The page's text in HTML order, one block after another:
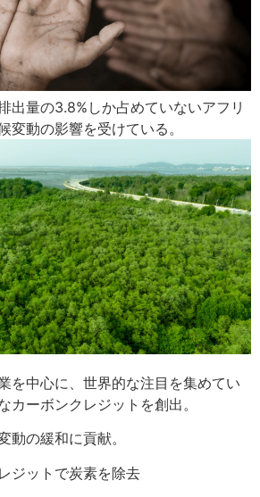
出量の3.8%しか占めていないアフリ
変動の影響を受けている。​
を中心に、世界的な注目を集めてい
カーボンクレジットを創出。
動の緩和に貢献。​
ジットで炭素を除去​